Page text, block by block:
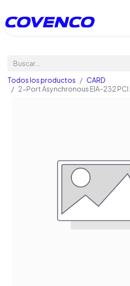
Todos los productos
CARD
2-Port Asynchronous EIA-232